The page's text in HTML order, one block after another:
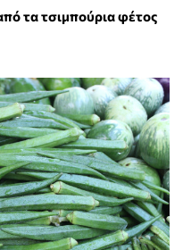
τα τσιμπούρια φέτος